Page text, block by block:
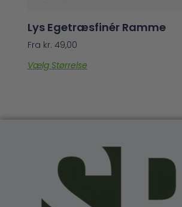
Lys Egetræsfinér Ramme
Fra kr. 49,00
Vælg Størrelse